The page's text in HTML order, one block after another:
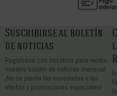
Suscribirse al boletín
de noticias
Regístrese con nosotros para recibir
nuestro boletín de noticias mensual.
¡No se pierda las novedades y las
ofertas y promociones especiales!